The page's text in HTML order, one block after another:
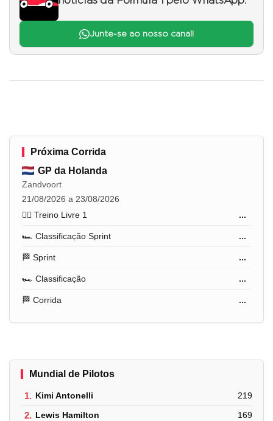
Junte-se ao nosso canal!
Próxima Corrida
GP da Holanda
Zandvoort
21/08/2026 a 23/08/2026
🏋️‍♂️ Treino Livre 1
...
🏎️ Classificação Sprint ...
🏁 Sprint ...
🏎️ Classificação ...
🏁 Corrida ...
Mundial de Pilotos
1. Kimi Antonelli 219
2. Lewis Hamilton 169